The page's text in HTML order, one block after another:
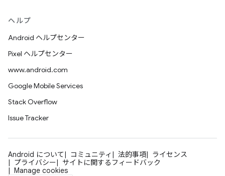
ヘルプ
Android ヘルプセンター
Pixel ヘルプセンター
www.android.com
Google Mobile Services
Stack Overflow
Issue Tracker
Android について コミュニティ 法的事項
ライセンス
プライバシー
サイトに関するフィードバック
Manage cookies